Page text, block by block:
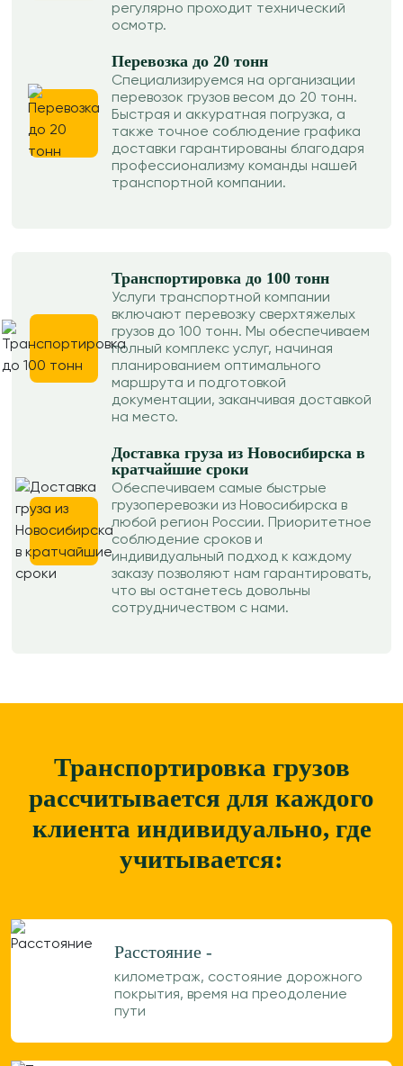
регулярно проходит технический
осмотр.
Перевозка до 20 тонн
Специализируемся на организации
перевозок грузов весом до 20 тонн.
Быстрая и аккуратная погрузка, а
также точное соблюдение графика
доставки гарантированы благодаря
профессионализму команды нашей
транспортной компании.
Транспортировка до 100 тонн
Услуги транспортной компании
включают перевозку сверхтяжелых
грузов до 100 тонн. Мы обеспечиваем
полный комплекс услуг, начиная
планированием оптимального
маршрута и подготовкой
документации, заканчивая доставкой
на место.
Доставка груза из Новосибирска в
кратчайшие сроки
Обеспечиваем самые быстрые
грузоперевозки из Новосибирска в
любой регион России. Приоритетное
соблюдение сроков и
индивидуальный подход к каждому
заказу позволяют нам гарантировать,
что вы останетесь довольны
сотрудничеством с нами.
Транспортировка грузов
рассчитывается для каждого
клиента индивидуально, где
учитывается:
Расстояние -
километраж, состояние дорожного
покрытия, время на преодоление
пути